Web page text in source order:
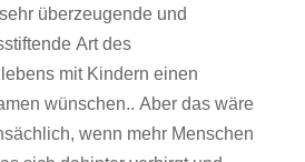
überzeugende und
Art des
mit Kindern einen
wünschen.. Aber das wäre
wenn mehr Menschen